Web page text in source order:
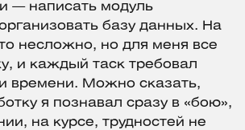
— написать модуль
базу данных. На
несложно, но для меня все
и каждый таск требовал
времени. Можно сказать,
я познавал сразу в «бою»,
на курсе, трудностей не